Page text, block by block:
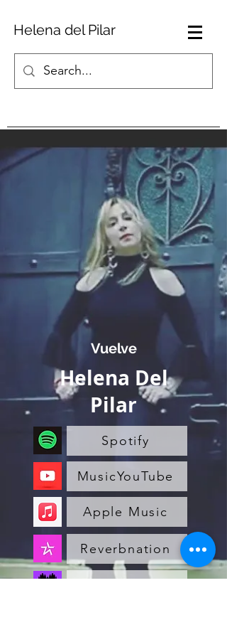
Helena del Pilar
Vuelve
Helena Del
Pilar
Spotify
MusicYouTube
Apple Music
Reverbnation